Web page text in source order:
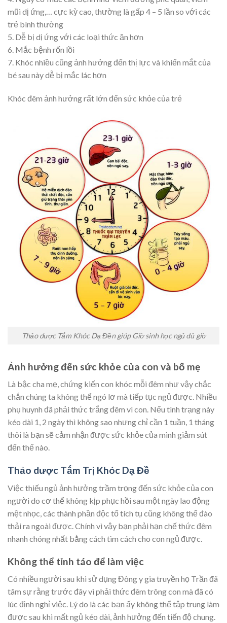
mũi dị ứng,… cực kỳ cao, thường là gấp 4 – 5 lần so với các
trẻ bình thường
5. Dễ bị dị ứng với các loại thức ăn hơn
6. Mắc bệnh rốn lồi
7. Khóc nhiều cũng ảnh hưởng đến thị lực và khiến mắt của
bé sau này dễ bị mắc lác hơn
Khóc đêm ảnh hưởng rất lớn đến sức khỏe của trẻ
Thảo dược Tắm Khóc Dạ Đền giúp Giờ sinh học ngủ đủ giờ
Ảnh hưởng đến sức khỏe của con và bố mẹ
Là bậc cha mẹ, chứng kiến con khóc mỗi đêm như vậy chắc
chắn chúng ta không thể ngó lơ mà tiếp tục ngủ được. Nhiều
phụ huynh đã phải thức trắng đêm vì con. Nếu tình trạng này
kéo dài 1, 2 ngày thì không sao nhưng chỉ cần 1 tuần, 1 tháng
thôi là bạn sẽ cảm nhận được sức khỏe của mình giảm sút
đến thế nào.
Thảo dược Tắm Trị Khóc Dạ Đề
Việc thiếu ngủ ảnh hưởng trầm trọng đến sức khỏe của con
người do cơ thể không kịp phục hồi sau một ngày lao động
mệt nhọc, các thành phần độc tố tích tụ cũng không thể đào
thải ra ngoài được. Chính vì vậy bạn phải hạn chế thức đêm
nhanh chóng nhất bằng cách tìm cách cho con ngủ được.
Không thể tỉnh táo để làm việc
Có nhiều người sau khi sử dụng Đông y gia truyền họ Trần đã
tâm sự rằng trước đây vì phải thức đêm trông con mà đã có
lúc định nghỉ việc. Lý do là các bạn ấy không thể tập trung làm
được sau khi mất ngủ kéo dài, ảnh hưởng đến tiến độ chung.